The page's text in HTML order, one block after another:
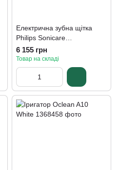
Електрична зубна щітка
Philips Sonicare
DiamondClean 9000
HX9911/88
6 155 грн
Товар на складі